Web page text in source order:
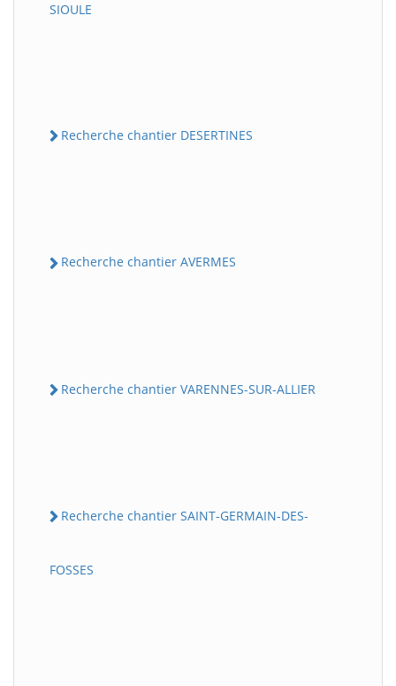
SIOULE
Recherche chantier DESERTINES
Recherche chantier AVERMES
Recherche chantier VARENNES-SUR-ALLIER
Recherche chantier SAINT-GERMAIN-DES-
FOSSES